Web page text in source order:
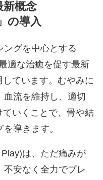
新概念
の導入
ングを中心とする
適な治癒を促す最新
しています。むやみに
血流を維持し、適切
いくことで、骨や結
導きます。
は、ただ痛みが
安なく全力でプレ